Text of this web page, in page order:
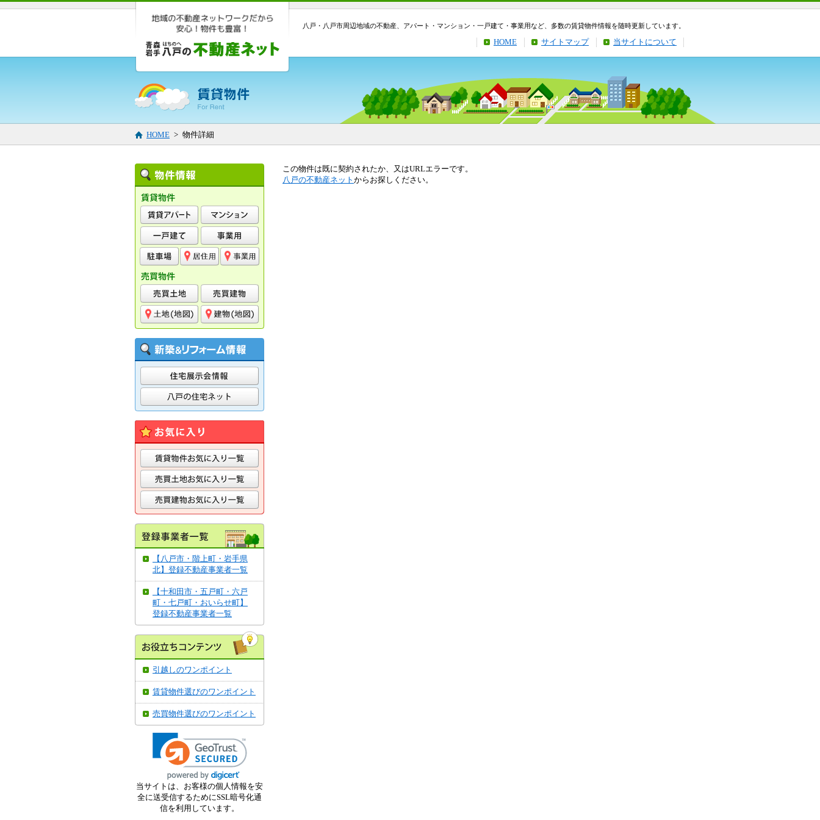
八戸・八戸市周辺地域の不動産、アパート・マンション・一戸建て・事業用など、多数の賃貸物件情報を随時更新しています。
当サイトについて
サイトマップ
HOME
HOME > 物件詳細
【八戸市・階上町・岩手県
北】登録不動産事業者一覧
【十和田市・五戸町・六戸
町・七戸町・おいらせ町】
登録不動産事業者一覧
引越しのワンポイント
賃貸物件選びのワンポイント
売買物件選びのワンポイント
当サイトは、お客様の個人情報を安
全に送受信するためにSSL暗号化通
信を利用しています。
この物件は既に契約されたか、又はURLエラーです。
八戸の不動産ネット からお探しください。